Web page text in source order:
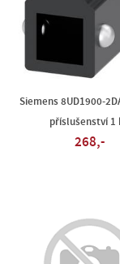
Siemens 8UD1900-
příslušenství 1
268,-